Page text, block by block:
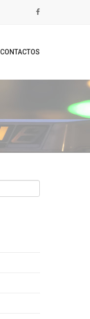
CONTACTOS